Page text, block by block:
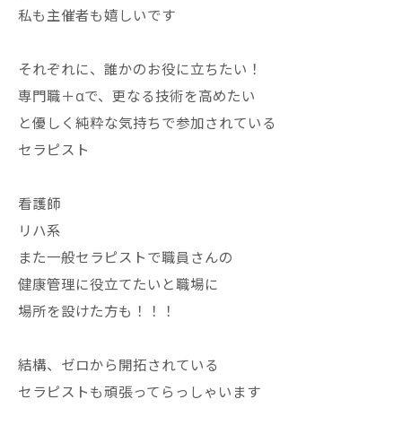
私も主催者も嬉しいです
それぞれに、誰かのお役に立ちたい！
専門職＋αで、更なる技術を高めたい
と優しく純粋な気持ちで参加されている
セラピスト
看護師
リハ系
また一般セラピストで職員さんの
健康管理に役立てたいと職場に
場所を設けた方も！！！
結構、ゼロから開拓されている
セラピストも頑張ってらっしゃいます